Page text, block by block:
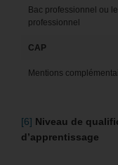
Bac professionnel ou
professionnel
CAP
Mentions
[6] Niveau de
d’apprentissage